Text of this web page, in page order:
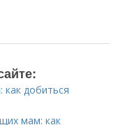
добиться
мам: как